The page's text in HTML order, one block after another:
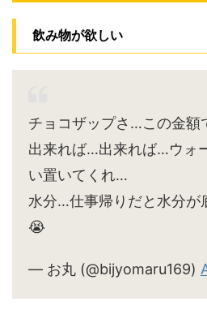
飲み物が欲しい
チョコザップさ…この金額
出来れば…出来れば…ウォ
い置いてくれ…
水分…仕事帰りだと水分が
😭
— お丸 (@bijyomaru169)